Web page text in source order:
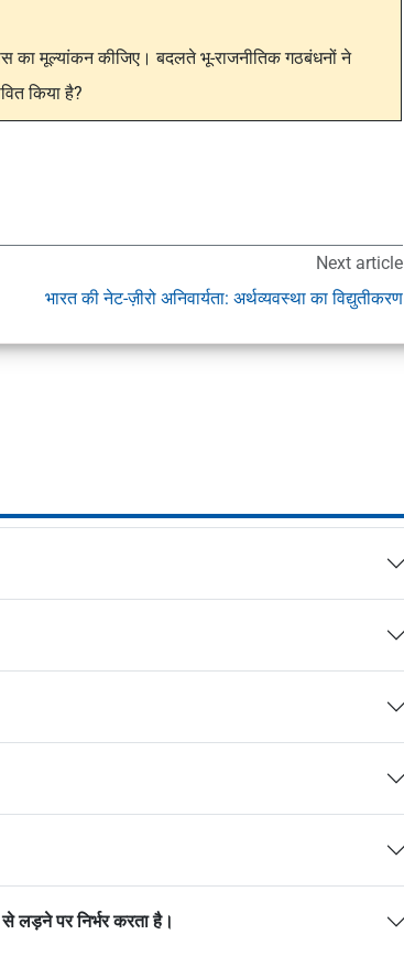
मूल्यांकन कीजिए। बदलते भू-राजनीतिक गठबंधनों ने
किया है?
Next article
भारत की नेट-ज़ीरो अनिवार्यता: अर्थव्यवस्था का विद्युतीकरण
लड़ने पर निर्भर करता है।